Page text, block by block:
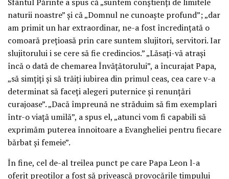
naturii noastre” și că „Domnul ne cunoaște profund”; „dar
am primit un har extraordinar, ne-a fost încredințată o
comoară prețioasă prin care suntem slujitori, servitori. Iar
slujitorului i se cere să fie credincios.” „Lăsați-vă atrași
încă o dată de chemarea Învățătorului”, a încurajat Papa,
„să simțiți și să trăiți iubirea din primul ceas, cea care v-a
determinat să faceți alegeri puternice și renunțări
curajoase”. „Dacă împreună ne străduim să fim exemplari
într-o viață umilă”, a spus el, „atunci vom fi capabili să
exprimăm puterea înnoitoare a Evangheliei pentru fiecare
bărbat și femeie”.
În fine, cel de-al treilea punct pe care Papa Leon l-a
oferit preoților a fost să privească provocările timpului